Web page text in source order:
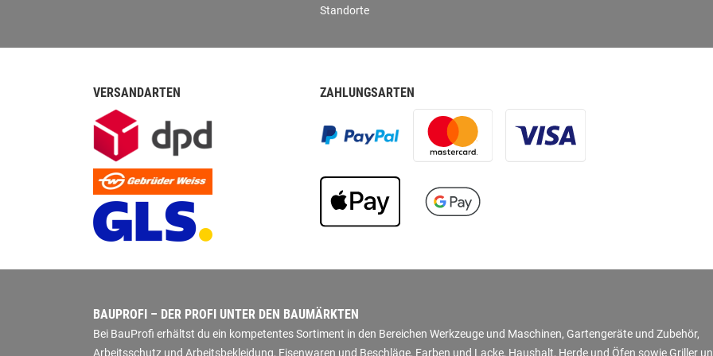
Standorte
VERSANDARTEN ZAHLUNGSARTEN
BAUPROFI – DER PROFI UNTER DEN BAUMÄRKTEN
Bei BauProfi erhältst du ein kompetentes Sortiment in den Bereichen Werkzeuge und Maschinen, Gartengeräte und Zubehör,
Arbeitsschutz und Arbeitsbekleidung, Eisenwaren und Beschläge, Farben und Lacke, Haushalt, Herde und Öfen sowie Griller